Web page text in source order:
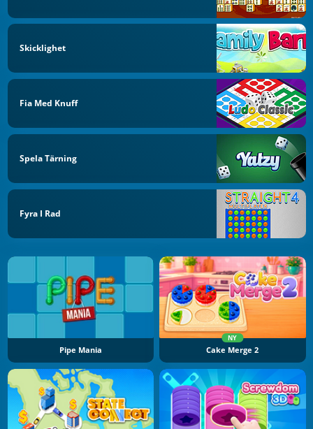
Skicklighet
Fia Med Knuff
Spela Tärning
Fyra I Rad
Pipe Mania
NY
Cake Merge 2